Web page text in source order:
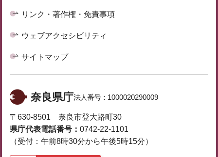
リンク・著作権・免責事項
ウェブアクセシビリティ
サイトマップ
奈良県庁法人番号： 1000020290009
〒630-8501 奈良市登大路町30
県庁代表電話番号： 0742-22-1101
（受付：午前8時30分から午後5時15分）